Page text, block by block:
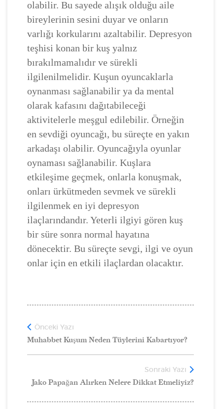
olabilir. Bu sayede alışık olduğu aile
bireylerinin sesini duyar ve onların
varlığı korkularını azaltabilir. Depresyon
teşhisi konan bir kuş yalnız
bırakılmamalıdır ve sürekli
ilgilenilmelidir. Kuşun oyuncaklarla
oynanması sağlanabilir ya da mental
olarak kafasını dağıtabileceği
aktivitelerle meşgul edilebilir. Örneğin
en sevdiği oyuncağı, bu süreçte en yakın
arkadaşı olabilir. Oyuncağıyla oyunlar
oynaması sağlanabilir. Kuşlara
etkileşime geçmek, onlarla konuşmak,
onları ürkütmeden sevmek ve sürekli
ilgilenmek en iyi depresyon
ilaçlarındandır. Yeterli ilgiyi gören kuş
bir süre sonra normal hayatına
dönecektir. Bu süreçte sevgi, ilgi ve oyun
onlar için en etkili ilaçlardan olacaktır.
Önceki Yazı
Muhabbet Kuşum Neden Tüylerini Kabartıyor?
Sonraki Yazı
Jako Papağan Alırken Nelere Dikkat Etmeliyiz?